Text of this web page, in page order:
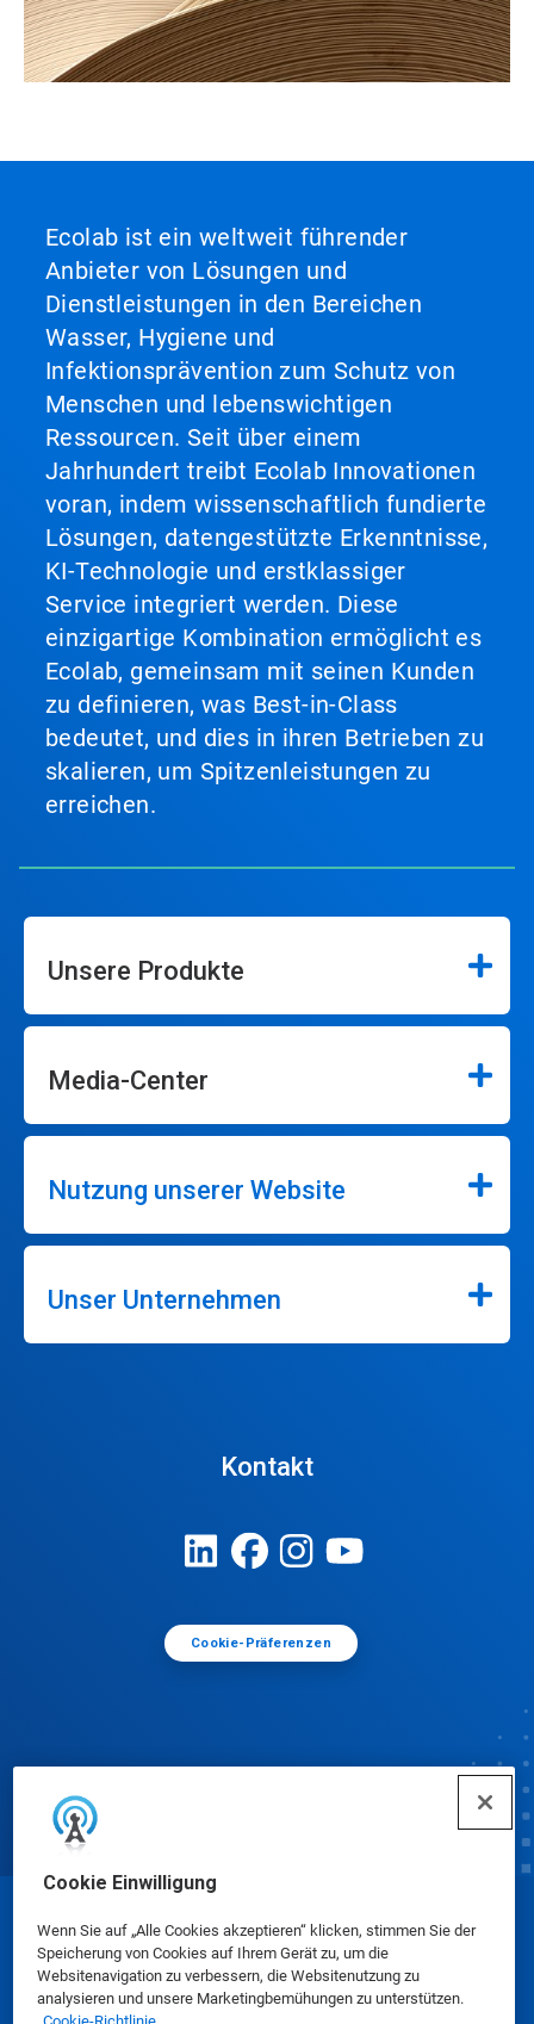
Cookie Einwilligung
Wenn Sie auf „Alle Cookies akzeptieren“ klicken, stimmen Sie der
Speicherung von Cookies auf Ihrem Gerät zu, um die
Websitenavigation zu verbessern, die Websitenutzung zu
analysieren und unsere Marketingbemühungen zu unterstützen.
Ecolab ist ein weltweit führender
Anbieter von Lösungen und
Dienstleistungen in den Bereichen
Wasser, Hygiene und
Infektionsprävention zum Schutz von
Menschen und lebenswichtigen
Ressourcen. Seit über einem
Jahrhundert treibt Ecolab Innovationen
voran, indem wissenschaftlich fundierte
Lösungen, datengestützte Erkenntnisse,
KI-Technologie und erstklassiger
Service integriert werden. Diese
einzigartige Kombination ermöglicht es
Ecolab, gemeinsam mit seinen Kunden
zu definieren, was Best-in-Class
bedeutet, und dies in ihren Betrieben zu
skalieren, um Spitzenleistungen zu
erreichen.
Unsere Produkte
Media-Center
Nutzung unserer Website
Unser Unternehmen
Kontakt
Cookie-Präferenzen
© Ecolab Inc. 2025
Sicherheitsdatenblätter|Datenschutzrichtlinie